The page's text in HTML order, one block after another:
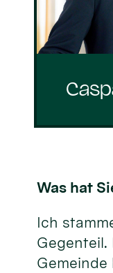
Was hat
Ich
Gegenteil.